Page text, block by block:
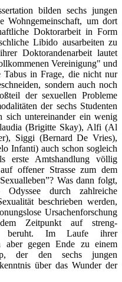
bilden sechs jungen
Wohngemeinschaft, um dort
Doktorarbeit in Form
Libido ausarbeiten zu
Doktorandenarbeit lautet
Vereinigung" und
Tabus in Frage, die nicht nur
sondern auch noch
der sexuellen Probleme
der sechs Studenten
sich untereinander ein wenig
(Brigitte Skay), Alfi (Al
Siggi (Bernard De Vries),
Infanti) auch schon sogleich
erste Amtshandlung völlig
offener Strasse zum dem
Was dann folgt,
Odyssee durch zahlreiche
beschrieben werden,
Ursachenforschung
Zeitpunkt auf streng-
beruht. Im Laufe ihrer
aber gegen Ende zu einem
der den sechs jungen
über das Wunder der